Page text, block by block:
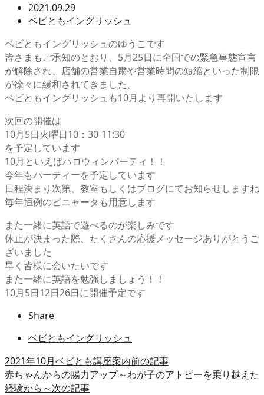
2021.09.29
ベビともイングリッシュ
ベビともイングリッシュのゆうこです
皆さまもご承知のとおり、5月25日に全国での緊急事態宣言
が解除され、店舗の営業自粛や営業時間の短縮といった制限
が徐々に緩和されてきました。
ベビともイングリッシュも10月より再開いたします
次回の開催は
10月5日火曜日10：30-11:30
を予定しています
10月といえばハロウィンパーティ！！
今年もパーティーを予定しています
日程決まり次第、教室もしくはブログにてお知らせしますね
毎年恒例のピニャータも用意します
また一緒に英語で遊べるのが楽しみです
休止が決まった際、たくさんの応援メッセージありがとうご
ざいました
早く皆様に会いたいです
また一緒に英語を勉強しましょう！！
10月5日12日26日に開催予定です
Share
ベビともイングリッシュ
2021年10月ベビとも講座案内前の記事
赤ちゃんからの腸力アップ～わが子のアトピーを乗り越えた
経験から～次の記事